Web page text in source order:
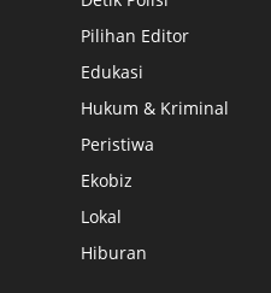
Pilihan Editor
Edukasi
Hukum & Kriminal
Peristiwa
Ekobiz
Lokal
Hiburan